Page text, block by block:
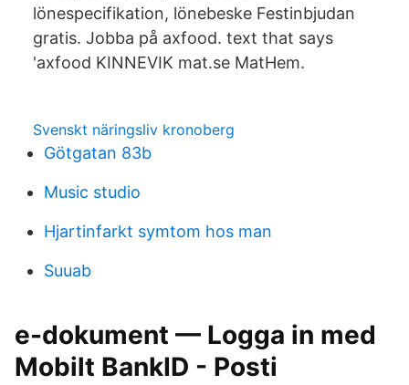
lönespecifikation, lönebeske Festinbjudan
gratis. Jobba på axfood. text that says
'axfood KINNEVIK mat.se MatHem.
Svenskt näringsliv kronoberg
Götgatan 83b
Music studio
Hjartinfarkt symtom hos man
Suuab
e-dokument — Logga in med
Mobilt BankID - Posti